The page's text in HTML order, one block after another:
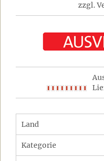
zzgl.
Land
Kategorie